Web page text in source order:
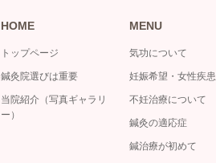
HOME
トップページ
鍼灸院選びは重要
当院紹介（写真ギャラリ
ー）
MENU
気功について
妊娠希望・女性疾患
不妊治療について
鍼灸の適応症
鍼治療が初めて